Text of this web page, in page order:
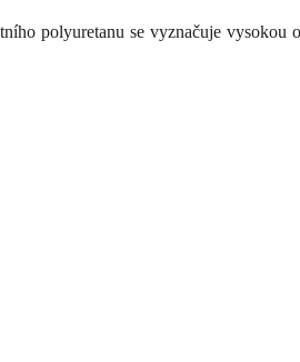
polyuretanu se vyznačuje